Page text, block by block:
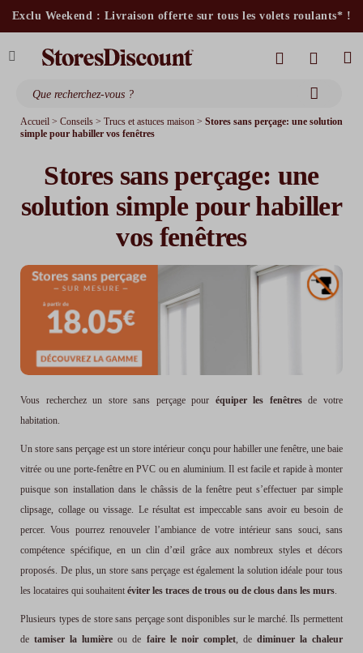
Exclu Weekend : Livraison offerte sur tous les volets roulants* !
stores bannes standards
moustiquaires
Accueil >Conseils >Trucs et astuces maison >Stores sans perçage: une solution
simple pour habiller vos fenêtres
Stores sans perçage: une
solution simple pour habiller
vos fenêtres
Vous recherchez un store sans perçage pour équiper les fenêtresde votre
habitation.
Un store sans perçage est un store intérieur conçu pour habiller une fenêtre, une baie
vitrée ou une porte-fenêtre en PVC ou en aluminium. Il est facile et rapide à monter
puisque son installation dans le châssis de la fenêtre peut s’effectuer par simple
clipsage, collage ou vissage. Le résultat est impeccable sans avoir eu besoin de
percer. Vous pourrez renouveler l’ambiance de votre intérieur sans souci, sans
compétence spécifique, en un clin d’œil grâce aux nombreux styles et décors
proposés. De plus, un store sans perçage est également la solution idéale pour tous
les locataires qui souhaitentéviter les traces de trous ou de clous dans les murs.
Plusieurs types de store sans perçage sont disponibles sur le marché. Ils permettent
detamiser la lumière ou de faire le noir complet, de diminuer la chaleur